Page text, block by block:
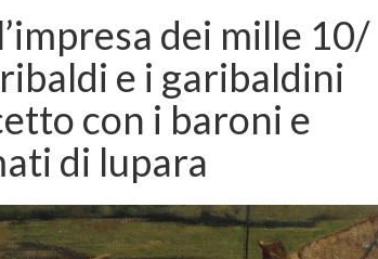
dei mille 10/
e i garibaldini
con i baroni e
di lupara